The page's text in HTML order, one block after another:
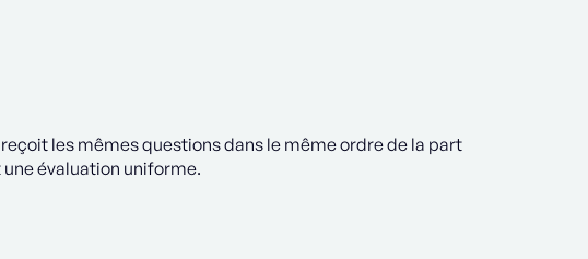
les mêmes questions dans le même ordre de la part
évaluation uniforme.